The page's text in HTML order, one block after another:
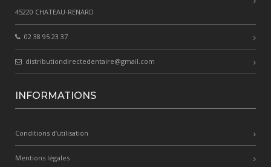
45220 CHATEAU-RENARD
02 38 95 23 37
distributiondirectedentaire@gmail.com
INFORMATIONS
Conditions d’utilisation
Mentions légales